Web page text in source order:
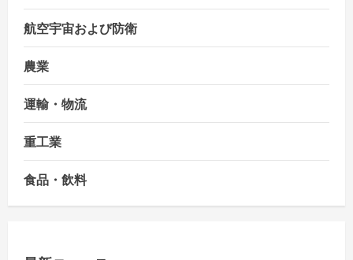
航空宇宙および防衛
農業
運輸・物流
重工業
食品・飲料